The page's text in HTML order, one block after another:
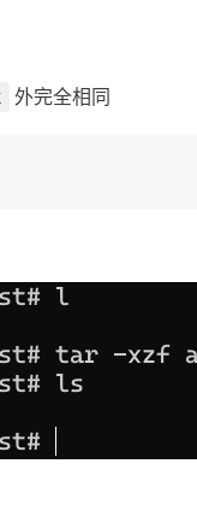
外完全相同